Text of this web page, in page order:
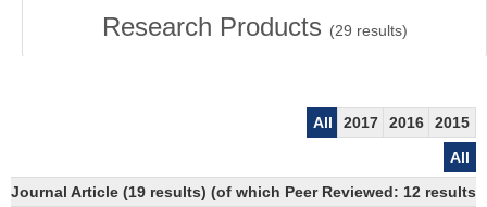
Research Products (29 results)
All 2017 2016
2015
All
Journal Article (19 results) (of which Peer Reviewed: 12 results)